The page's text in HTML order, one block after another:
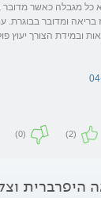
כל מגבלה כאשר מדובר
בגיל 5 ומאז בריאה ומדובר
ובמידת הצורך יעוץ
(2)
(0)
היפרברית